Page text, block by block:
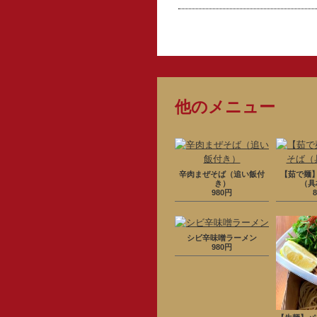
他のメニュー
辛肉まぜそば（追い飯付
き）
980円
【茹で麺
（
シビ辛味噌ラーメン
980円